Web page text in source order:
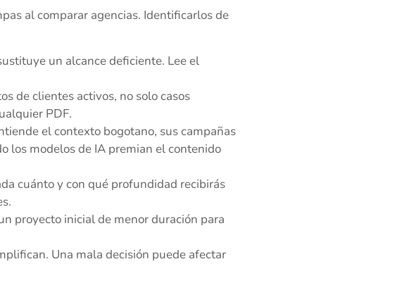
al comparar agencias. Identificarlos de
un alcance deficiente. Lee el
de clientes activos, no solo casos
PDF.
el contexto bogotano, sus campañas
los modelos de IA premian el contenido
cuánto y con qué profundidad recibirás
proyecto inicial de menor duración para
Una mala decisión puede afectar